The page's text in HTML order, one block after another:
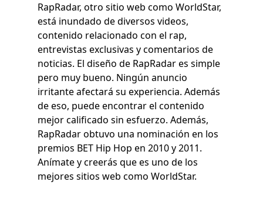
RapRadar, otro sitio web como WorldStar,
está inundado de diversos videos,
contenido relacionado con el rap,
entrevistas exclusivas y comentarios de
noticias. El diseño de RapRadar es simple
pero muy bueno. Ningún anuncio
irritante afectará su experiencia. Además
de eso, puede encontrar el contenido
mejor calificado sin esfuerzo. Además,
RapRadar obtuvo una nominación en los
premios BET Hip Hop en 2010 y 2011.
Anímate y creerás que es uno de los
mejores sitios web como WorldStar.